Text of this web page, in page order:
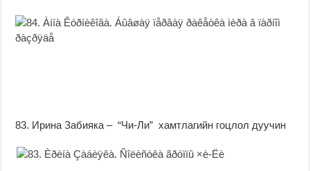
83. Ирина Забияка – “Чи-Ли” хамтлагийн гоцлол дуучин